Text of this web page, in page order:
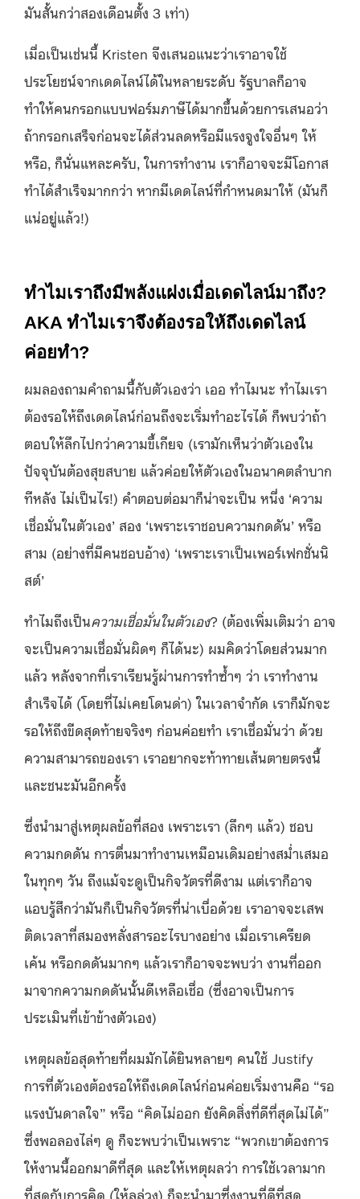
มันสั้นกว่าสองเดือนตั้ง 3 เท่า)
เมื่อเป็นเช่นนี้ Kristen จึงเสนอแนะว่าเราอาจใช้
ประโยชน์จากเดดไลน์ได้ในหลายระดับ รัฐบาลก็อาจ
ทำให้คนกรอกแบบฟอร์มภาษีได้มากขึ้นด้วยการเสนอว่า
ถ้ากรอกเสร็จก่อนจะได้ส่วนลดหรือมีแรงจูงใจอื่นๆ ให้
หรือ, ก็นั่นแหละครับ, ในการทำงาน เราก็อาจจะมีโอกาส
ทำได้สำเร็จมากกว่า หากมีเดดไลน์ที่กำหนดมาให้ (มันก็
แน่อยู่แล้ว!)
ทำไมเราถึงมีพลังแฝงเมื่อเดดไลน์มาถึง?
AKA ทำไมเราจึงต้องรอให้ถึงเดดไลน์
ค่อยทำ?
ผมลองถามคำถามนี้กับตัวเองว่า เออ ทำไมนะ ทำไมเรา
ต้องรอให้ถึงเดดไลน์ก่อนถึงจะเริ่มทำอะไรได้ ก็พบว่าถ้า
ตอบให้ลึกไปกว่าความขี้เกียจ (เรามักเห็นว่าตัวเองใน
ปัจจุบันต้องสุขสบาย แล้วค่อยให้ตัวเองในอนาคตลำบาก
ทีหลัง ไม่เป็นไร!) คำตอบต่อมาก็น่าจะเป็น หนึ่ง ‘ความ
เชื่อมั่นในตัวเอง’ สอง ‘เพราะเราชอบความกดดัน’ หรือ
สาม (อย่างที่มีคนชอบอ้าง) ‘เพราะเราเป็นเพอร์เฟกชั่นนิ
สต์’
ทำไมถึงเป็นความเชื่อมั่นในตัวเอง? (ต้องเพิ่มเติมว่า อาจ
จะเป็นความเชื่อมั่นผิดๆ ก็ได้นะ) ผมคิดว่าโดยส่วนมาก
แล้ว หลังจากที่เราเรียนรู้ผ่านการทำซ้ำๆ ว่า เราทำงาน
สำเร็จได้ (โดยที่ไม่เคยโดนด่า) ในเวลาจำกัด เราก็มักจะ
รอให้ถึงขีดสุดท้ายจริงๆ ก่อนค่อยทำ เราเชื่อมั่นว่า ด้วย
ความสามารถของเรา เราอยากจะท้าทายเส้นตายตรงนี้
และชนะมันอีกครั้ง
ซึ่งนำมาสู่เหตุผลข้อที่สอง เพราะเรา (ลึกๆ แล้ว) ชอบ
ความกดดัน การตื่นมาทำงานเหมือนเดิมอย่างสม่ำเสมอ
ในทุกๆ วัน ถึงแม้จะดูเป็นกิจวัตรที่ดีงาม แต่เราก็อาจ
แอบรู้สึกว่ามันก็เป็นกิจวัตรที่น่าเบื่อด้วย เราอาจจะเสพ
ติดเวลาที่สมองหลั่งสารอะไรบางอย่าง เมื่อเราเครียด
เค้น หรือกดดันมากๆ แล้วเราก็อาจจะพบว่า งานที่ออก
มาจากความกดดันนั้นดีเหลือเชื่อ (ซึ่งอาจเป็นการ
ประเมินที่เข้าข้างตัวเอง)
เหตุผลข้อสุดท้ายที่ผมมักได้ยินหลายๆ คนใช้ Justify
การที่ตัวเองต้องรอให้ถึงเดดไลน์ก่อนค่อยเริ่มงานคือ “รอ
แรงบันดาลใจ” หรือ “คิดไม่ออก ยังคิดสิ่งที่ดีที่สุดไม่ได้”
ซึ่งพอลองไล่ๆ ดู ก็จะพบว่าเป็นเพราะ “พวกเขาต้องการ
ให้งานนี้ออกมาดีที่สุด และให้เหตุผลว่า การใช้เวลามาก
ที่สุดกับการคิด (ให้ลุล่วง) ก็จะนำมาซึ่งงานที่ดีที่สุด